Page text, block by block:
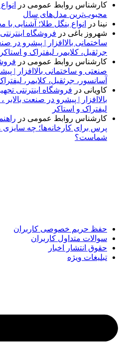
کارشناس روابط عمومی در
محبوب‌ترین مدل‌های سال
نینا در
انواع بنگل طلا؛ آشنایی
شهروز باغی در فروشگاه
ساختمانی بالاافزار | پیشرو در
جرثقیل، کلایمر، لیفتراک و استاکر
کارشناس روابط عمومی در
صنعتی و ساختمانی بالاافزار |
آسانسور، جرثقیل، کلایمر،
کاویانی در فروشگاه اینترنتی
بالاافزار | پیشرو در صنعت بالابر
لیفتراک و استاکر
کارشناس روابط عمومی در
پرس برای کارخانه‌ها؛ چه
شماست؟
حفظ حریم خصوصی کاربران
سوالات متداول کاربران
حقوق انتشار اخبار
تبلیغات ویژه